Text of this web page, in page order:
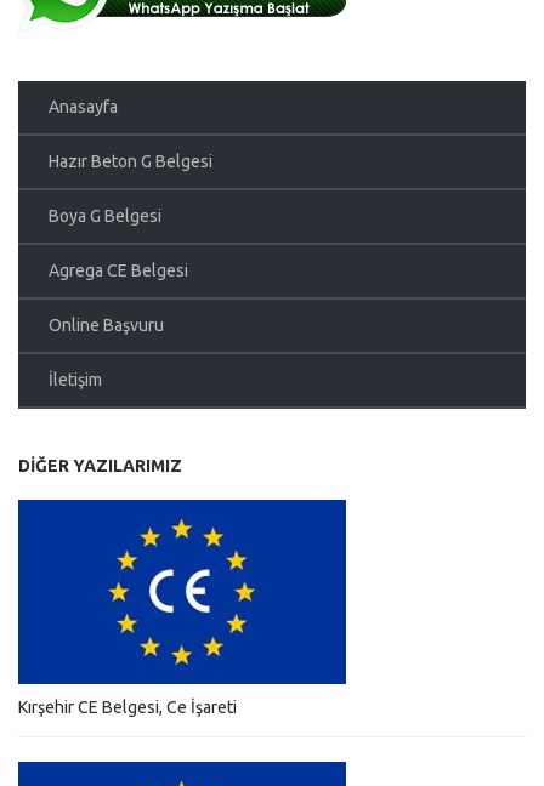
Anasayfa
Hazır Beton G Belgesi
Boya G Belgesi
Agrega CE Belgesi
Online Başvuru
İletişim
DIĞER YAZILARIMIZ
Kırşehir CE Belgesi, Ce İşareti